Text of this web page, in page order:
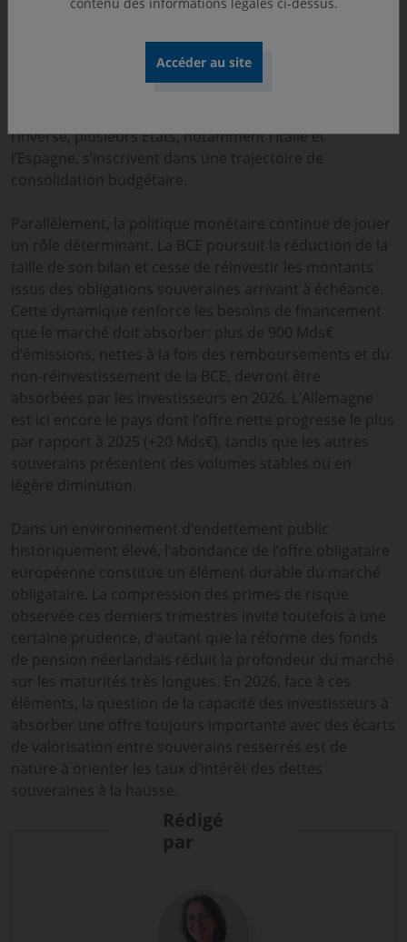
printemps se traduit par un déficit projeté à 4% du PIB
l’inverse, plusieurs États, notamment l’Italie et
l’Espagne, s’inscrivent dans une trajectoire de
consolidation budgétaire.
Parallèlement, la politique monétaire continue de jouer
un rôle déterminant. La BCE poursuit la réduction de la
taille de son bilan et cesse de réinvestir les montants
issus des obligations souveraines arrivant à échéance.
Cette dynamique renforce les besoins de financement
que le marché doit absorber: plus de 900 Mds€
d’émissions, nettes à la fois des remboursements et du
non-réinvestissement de la BCE, devront être
absorbées par les investisseurs en 2026. L’Allemagne
est ici encore le pays dont l’offre nette progresse le plus
par rapport à 2025 (+20 Mds€), tandis que les autres
souverains présentent des volumes stables ou en
légère diminution.
Dans un environnement d’endettement public
historiquement élevé, l’abondance de l’offre obligataire
européenne constitue un élément durable du marché
obligataire. La compression des primes de risque
observée ces derniers trimestres invite toutefois à une
certaine prudence, d’autant que la réforme des fonds
de pension néerlandais réduit la profondeur du marché
sur les maturités très longues. En 2026, face à ces
éléments, la question de la capacité des investisseurs à
absorber une offre toujours importante avec des écarts
de valorisation entre souverains resserrés est de
nature à orienter les taux d’intérêt des dettes
souveraines à la hausse.
Rédigé
par